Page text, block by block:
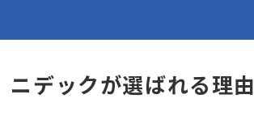
ニデックが選ばれる理由